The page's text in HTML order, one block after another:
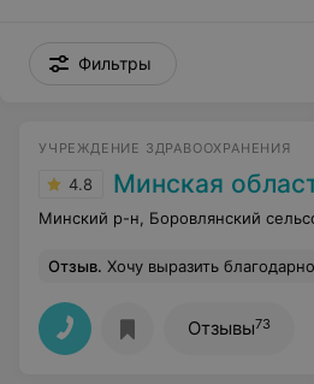
Фильтры
УЧРЕЖДЕНИЕ ЗДРАВООХРАНЕНИЯ
4.8 Минская
Минский р-н, Боровлянский
Отзыв. Хочу выразить благодарность врачу анестезиологу-реаниматологу отделения анестезиологии и реанимации №1 МОКБ Ивану Андреевичу. Огромное спасибо от всей души говорю
Отзывы73